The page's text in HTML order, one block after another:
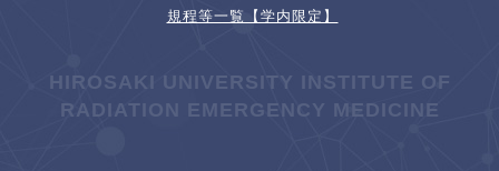
規程等一覧【学内限定】
HIROSAKI UNIVERSITY INSTITUTE OF
RADIATION EMERGENCY MEDICINE